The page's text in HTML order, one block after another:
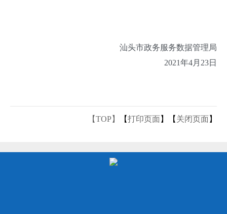
汕头市政务服务数据管理局
2021年4月23日
【TOP】 【打印页面】【 关闭页面】